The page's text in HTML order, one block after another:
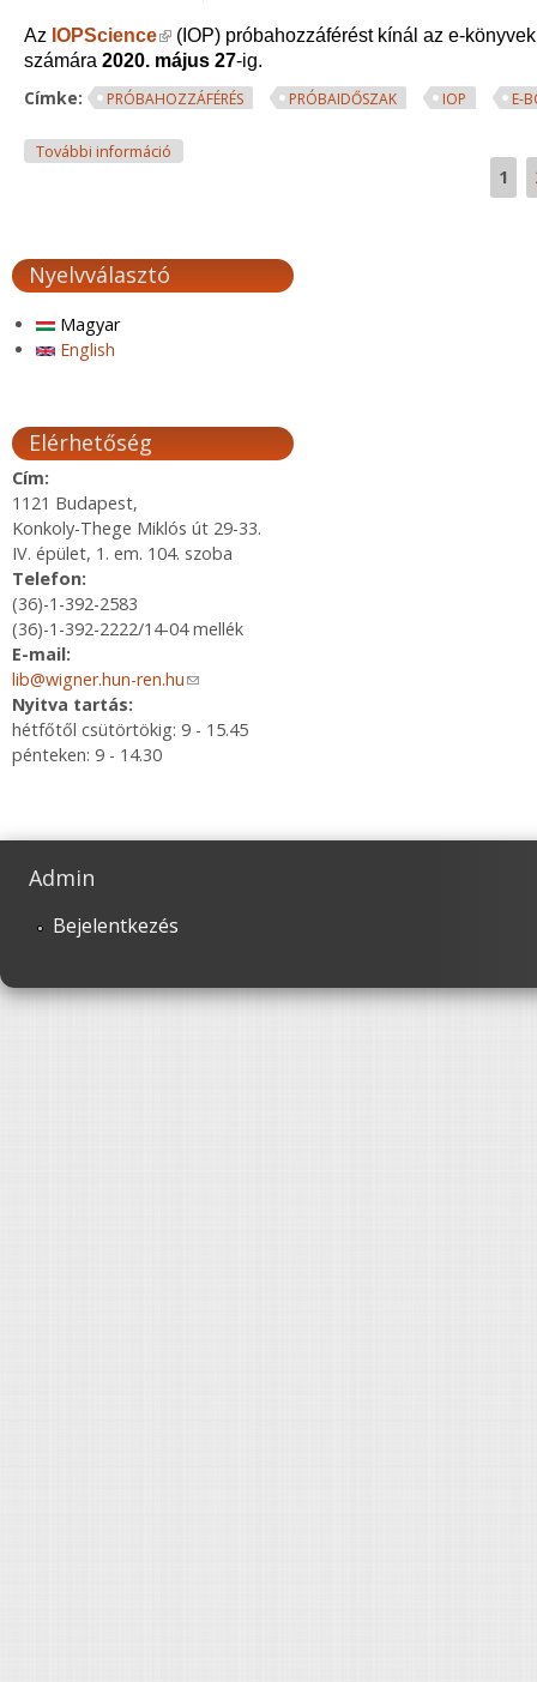
Az IOPScience(link is external)
(IOP) próbahozzáférést kínál az e-
számára 2020. május 27-ig.
Címke: PRÓBAHOZZÁFÉRÉS PRÓBAIDŐSZAK IOP E-
További információ
1
Nyelvválasztó
Magyar
English
Elérhetőség
Cím:
1121 Budapest,
Konkoly-Thege Miklós út 29-33.
IV. épület, 1. em. 104. szoba
Telefon:
(36)-1-392-2583
(36)-1-392-2222/14-04 mellék
E-mail:
lib@wigner.hun-ren.hu(link sends e-mail)
Nyitva tartás:
hétfőtől csütörtökig: 9 - 15.45
pénteken: 9 - 14.30
Admin
Bejelentkezés